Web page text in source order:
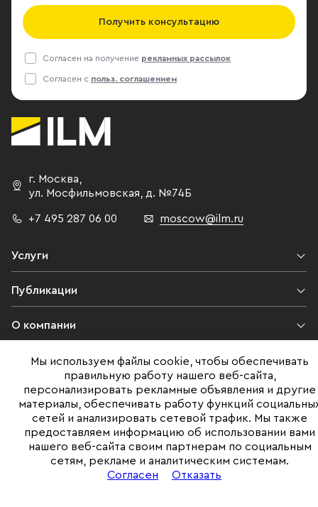
Получить консультацию
Согласен на получение рекламных рассылок
Согласен с польз. соглашением
г. Москва
ул. Мосфильмовская,
д. №74Б
+7 495 287 06 00 moscow@ilm.ru
Услуги
Публикации
О компании
Контакты
Юридическая информация
©ILM 2009-2026. Все права защищены
Представленная на сайте информация, в т.ч. стоимости объектов,
носит информационный характер
Мы используем файлы cookie, чтобы обеспечивать
правильную работу нашего веб-сайта,
персонализировать рекламные объявления и другие
материалы, обеспечивать работу функций
сетей и анализировать сетевой трафик. Мы также
предоставляем информацию об использовании вами
нашего веб-сайта своим партнерам по социальным
сетям, рекламе и аналитическим системам.
Согласен
Отказать